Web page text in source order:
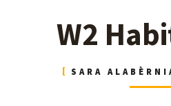
W2
SARA